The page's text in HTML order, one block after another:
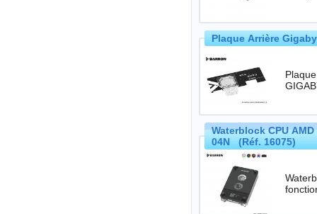
Plaque Arrière
Plaque
Waterblock CPU
04N (Réf. 16075)